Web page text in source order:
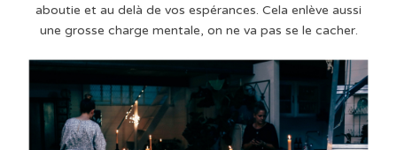
aboutie et au delà de vos espérances. Cela enlève aussi
une grosse charge mentale, on ne va pas se le cacher.